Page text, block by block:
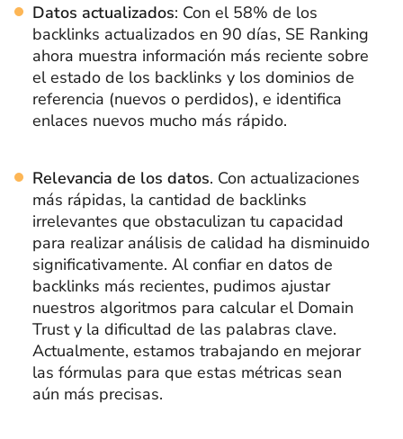
Datos actualizados: Con el 58% de los
backlinks actualizados en 90 días, SE Ranking
ahora muestra información más reciente sobre
el estado de los backlinks y los dominios de
referencia (nuevos o perdidos), e identifica
enlaces nuevos mucho más rápido.
Relevancia de los datos. Con actualizaciones
más rápidas, la cantidad de backlinks
irrelevantes que obstaculizan tu capacidad
para realizar análisis de calidad ha disminuido
significativamente. Al confiar en datos de
backlinks más recientes, pudimos ajustar
nuestros algoritmos para calcular el Domain
Trust y la dificultad de las palabras clave.
Actualmente, estamos trabajando en mejorar
las fórmulas para que estas métricas sean
aún más precisas.